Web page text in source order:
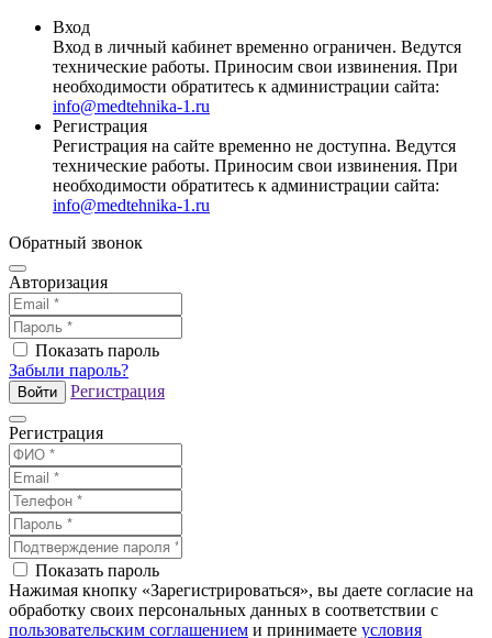
Вход
Вход в личный кабинет временно ограничен. Ведутся
технические работы. Приносим свои извинения. При
необходимости обратитесь к администрации сайта:
info@medtehnika-1.ru
Регистрация
Регистрация на сайте временно не доступна. Ведутся
технические работы. Приносим свои извинения. При
необходимости обратитесь к администрации сайта:
info@medtehnika-1.ru
Обратный звонок
Авторизация
Показать пароль
Забыли пароль?
Войти Регистрация
Регистрация
Показать пароль
Нажимая кнопку «Зарегистрироваться», вы даете согласие на
обработку своих персональных данных в соответствии с
пользовательским соглашением и принимаете условия